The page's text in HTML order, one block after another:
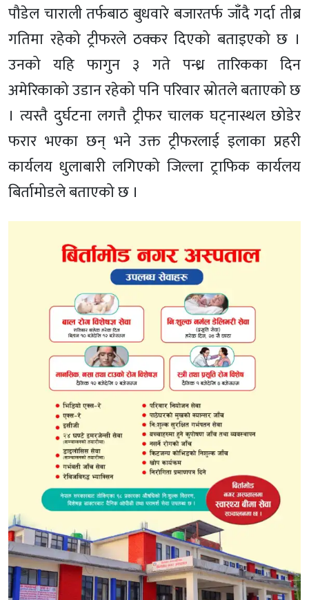
पौडेल चाराली तर्फबाठ बुधवारे बजारतर्फ जाँदै गर्दा तीब्र
गतिमा रहेको ट्रीफरले ठक्कर दिएको बताइएको छ ।
उनको यहि फागुन ३ गते पन्ध्र तारिकका दिन
अमेरिकाको उडान रहेको पनि परिवार स्रोतले बताएको छ
। त्यस्तै दुर्घटना लगत्तै ट्रीफर चालक घट्नास्थल छोडेर
फरार भएका छन् भने उक्त ट्रीफरलाई इलाका प्रहरी
कार्यलय धुलाबारी लगिएको जिल्ला ट्राफिक कार्यलय
बिर्तामोडले बताएको छ ।